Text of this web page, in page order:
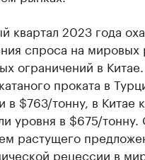
квартал 2023 года
спроса на мировых
ограничений в
проката в
в $763/тонну, в Китае
уровня в $675/
растущего
рецессии в